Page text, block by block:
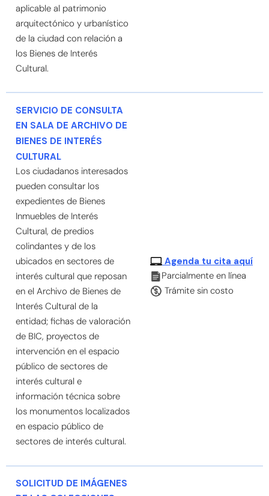
aplicable al patrimonio
arquitectónico y urbanístico
de la ciudad con relación a
los Bienes de Interés
Cultural.
SERVICIO DE CONSULTA
EN SALA DE ARCHIVO DE
BIENES DE INTERÉS
CULTURAL
Los ciudadanos interesados
pueden consultar los
expedientes de Bienes
Inmuebles de Interés
Cultural, de predios
colindantes y de los
ubicados en sectores de
interés cultural que reposan
en el Archivo de Bienes de
Interés Cultural de la
entidad; fichas de valoración
de BIC, proyectos de
intervención en el espacio
público de sectores de
interés cultural e
información técnica sobre
los monumentos localizados
en espacio público de
sectores de interés cultural.
Agenda tu cita aquí
Parcialmente en línea
Trámite sin costo
SOLICITUD DE IMÁGENES